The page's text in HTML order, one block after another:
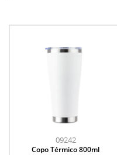
09242
Copo Térmico 800ml